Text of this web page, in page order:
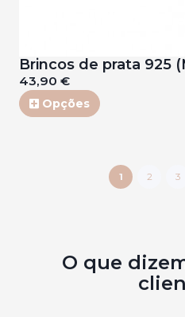
Brincos de prata 925
43,90 €
Opções
1 2 3
O que